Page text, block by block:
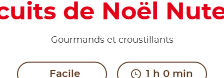
de Noël
Gourmands et croustillants
Facile 1 h 0 min